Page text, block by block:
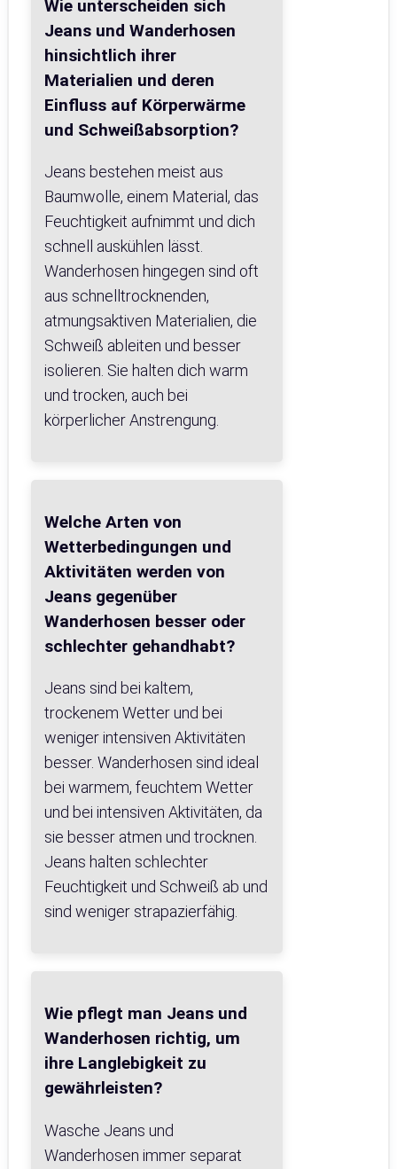
Wie unterscheiden sich
Jeans und Wanderhosen
hinsichtlich ihrer
Materialien und deren
Einfluss auf Körperwärme
und Schweißabsorption?
Jeans bestehen meist aus
Baumwolle, einem Material, das
Feuchtigkeit aufnimmt und dich
schnell auskühlen lässt.
Wanderhosen hingegen sind oft
aus schnelltrocknenden,
atmungsaktiven Materialien, die
Schweiß ableiten und besser
isolieren. Sie halten dich warm
und trocken, auch bei
körperlicher Anstrengung.
Welche Arten von
Wetterbedingungen und
Aktivitäten werden von
Jeans gegenüber
Wanderhosen besser oder
schlechter gehandhabt?
Jeans sind bei kaltem,
trockenem Wetter und bei
weniger intensiven Aktivitäten
besser. Wanderhosen sind ideal
bei warmem, feuchtem Wetter
und bei intensiven Aktivitäten, da
sie besser atmen und trocknen.
Jeans halten schlechter
Feuchtigkeit und Schweiß ab und
sind weniger strapazierfähig.
Wie pflegt man Jeans und
Wanderhosen richtig, um
ihre Langlebigkeit zu
gewährleisten?
Wasche Jeans und
Wanderhosen immer separat